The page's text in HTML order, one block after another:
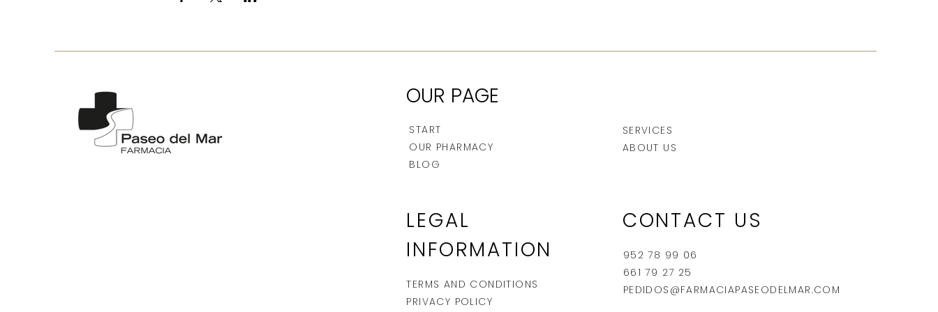
OUR PAGE
START
OUR PHARMACY
BLOG
LEGAL
INFORMATION
TERMS AND CONDITIONS
PRIVACY POLICY
SERVICES
ABOUT US
CONTACT US
952 78 99 06
661 79 27 25
PEDIDOS@FARMACIAPASEODELMAR.COM